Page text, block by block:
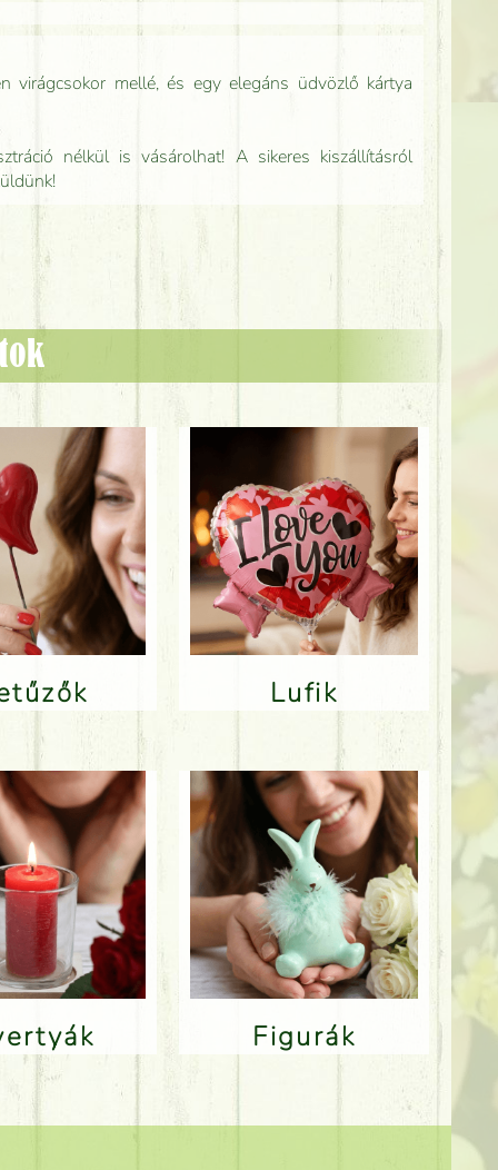
virágcsokor mellé, és egy elegáns üdvözlő kártya
nélkül is vásárolhat! A sikeres kiszállításról
Lufik
Figurák